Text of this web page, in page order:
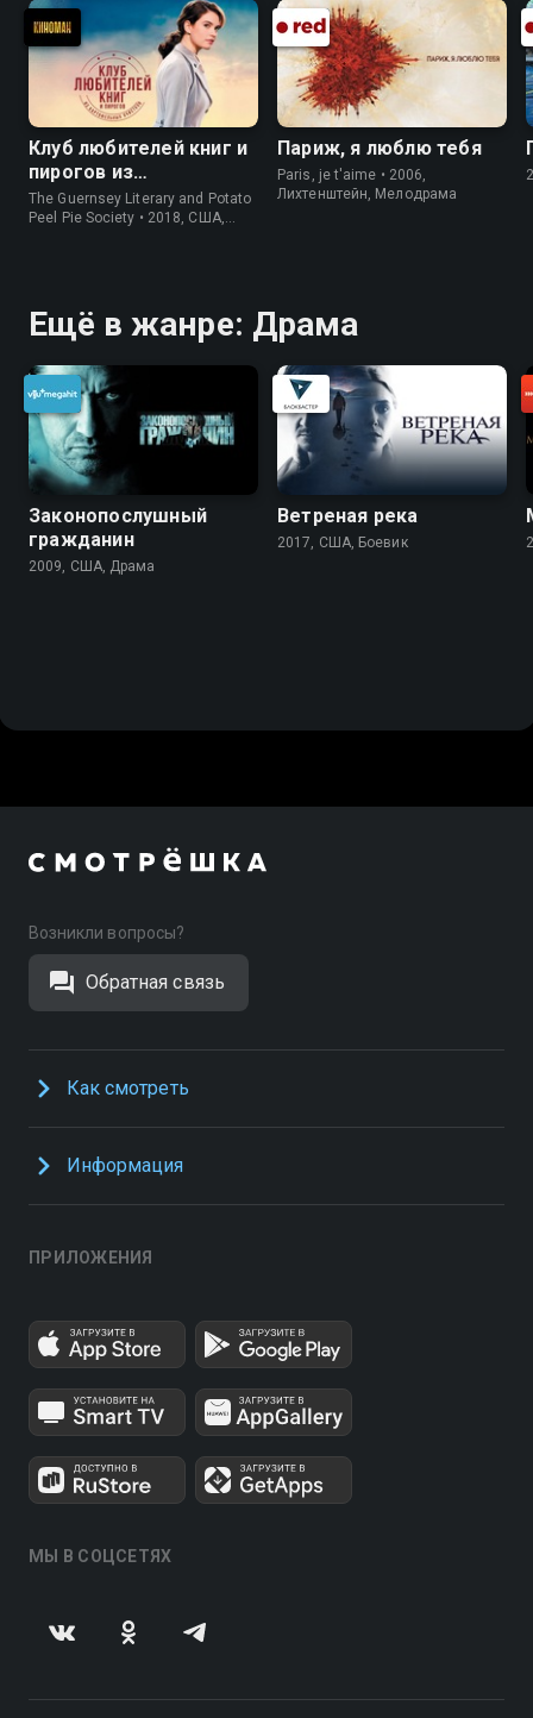
Клуб любителей книг и
пирогов из
картофельных
очистков
The Guernsey Literary and Potato
Peel Pie Society • 2018, США,
Париж, я люблю тебя
Paris, je t'aime • 2006,
Лихтенштейн, Мелодрама
Ещё в жанре: Драма
Законопослушный
гражданин
2009, США, Драма
Ветреная река
2017, США, Боевик
Возникли вопросы?
Обратная связь
Как смотреть
Информация
ПРИЛОЖЕНИЯ
МЫ В СОЦСЕТЯХ